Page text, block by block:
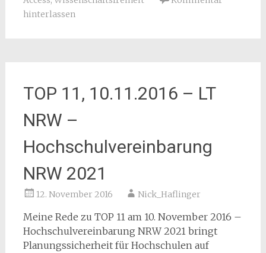
hinterlassen
TOP 11, 10.11.2016 – LT
NRW –
Hochschulvereinbarung
NRW 2021
12. November 2016 Nick_Haflinger
Meine Rede zu TOP 11 am 10. November 2016 –
Hochschulvereinbarung NRW 2021 bringt
Planungssicherheit für Hochschulen auf